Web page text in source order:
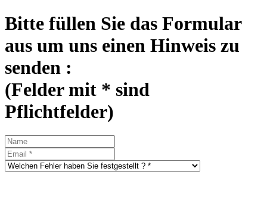
Bitte füllen Sie das Formular
aus um uns einen Hinweis zu
senden :
(Felder mit * sind
Pflichtfelder)